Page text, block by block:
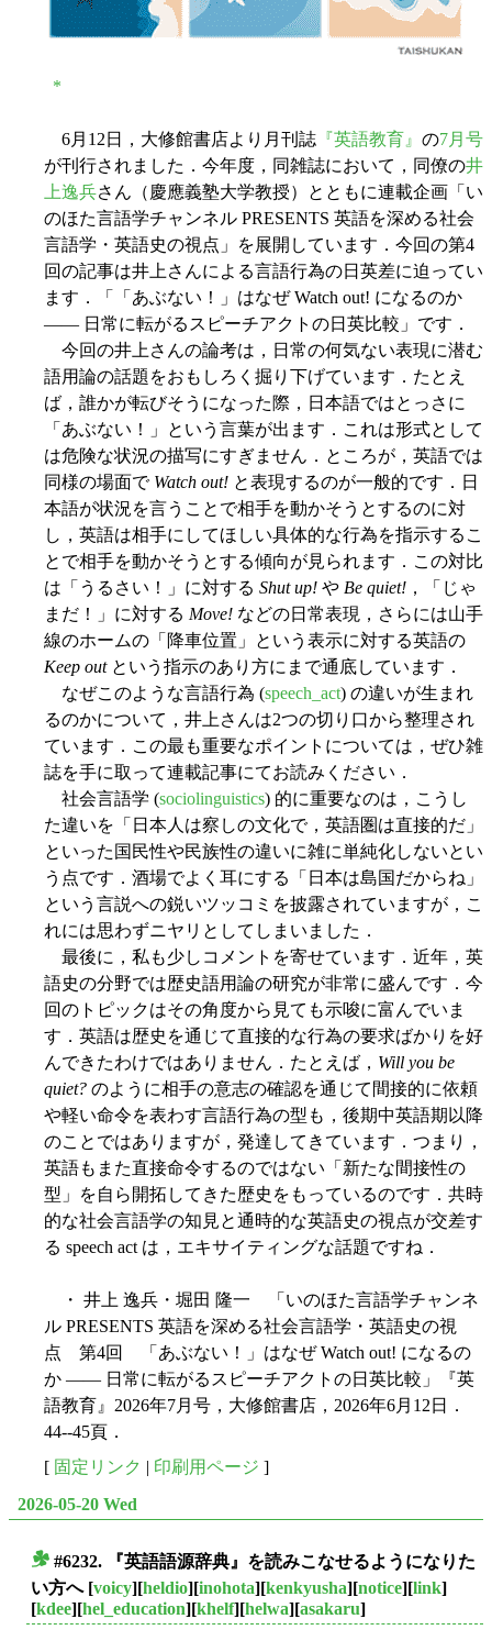
*
6月12日，大修館書店より月刊誌 『英語教育』 の7月号
が刊行されました．今年度，同雑誌において，同僚の井
上逸兵さん（慶應義塾大学教授）とともに連載企画「い
のほた言語学チャンネル PRESENTS 英語を深める社会
言語学・英語史の視点」を展開しています．今回の第4
回の記事は井上さんによる言語行為の日英差に迫ってい
ます．「「あぶない！」はなぜ Watch out! になるのか
―― 日常に転がるスピーチアクトの日英比較」です．
今回の井上さんの論考は，日常の何気ない表現に潜む
語用論の話題をおもしろく掘り下げています．たとえ
ば，誰かが転びそうになった際，日本語ではとっさに
「あぶない！」という言葉が出ます．これは形式として
は危険な状況の描写にすぎません．ところが，英語では
同様の場面で Watch out! と表現するのが一般的です．日
本語が状況を言うことで相手を動かそうとするのに対
し，英語は相手にしてほしい具体的な行為を指示するこ
とで相手を動かそうとする傾向が見られます．この対比
は「うるさい！」に対する Shut up! や Be quiet! ，「じゃ
まだ！」に対する Move! などの日常表現，さらには山手
線のホームの「降車位置」という表示に対する英語の
Keep outという指示のあり方にまで通底しています．
なぜこのような言語行為 (speech_act) の違いが生まれ
るのかについて，井上さんは2つの切り口から整理され
ています．この最も重要なポイントについては，ぜひ雑
誌を手に取って連載記事にてお読みください．
社会言語学 (sociolinguistics) 的に重要なのは，こうし
た違いを「日本人は察しの文化で，英語圏は直接的だ」
といった国民性や民族性の違いに雑に単純化しないとい
う点です．酒場でよく耳にする「日本は島国だからね」
という言説への鋭いツッコミを披露されていますが，こ
れには思わずニヤリとしてしまいました．
最後に，私も少しコメントを寄せています．近年，英
語史の分野では歴史語用論の研究が非常に盛んです．今
回のトピックはその角度から見ても示唆に富んでいま
す．英語は歴史を通じて直接的な行為の要求ばかりを好
んできたわけではありません．たとえば， Will you be
quiet? のように相手の意志の確認を通じて間接的に依頼
や軽い命令を表わす言語行為の型も，後期中英語期以降
のことではありますが，発達してきています．つまり，
英語もまた直接命令するのではない「新たな間接性の
型」を自ら開拓してきた歴史をもっているのです．共時
的な社会言語学の知見と通時的な英語史の視点が交差す
る speech act は，エキサイティングな話題ですね．
・ 井上 逸兵・堀田 隆一 「いのほた言語学チャンネ
ル PRESENTS 英語を深める社会言語学・英語史の視
点 第4回 「あぶない！」はなぜ Watch out! になるの
か ―― 日常に転がるスピーチアクトの日英比較」『英
語教育』2026年7月号，大修館書店，2026年6月12日．
44--45頁．
[ 固定リンク | 印刷用ページ ]
2026-05-20 Wed
#6232. 『英語語源辞典』を読みこなせるようになりた
い方へ[voicy][heldio][inohota][kenkyusha][notice][link]
[kdee][hel_education][khelf][helwa][asakaru]